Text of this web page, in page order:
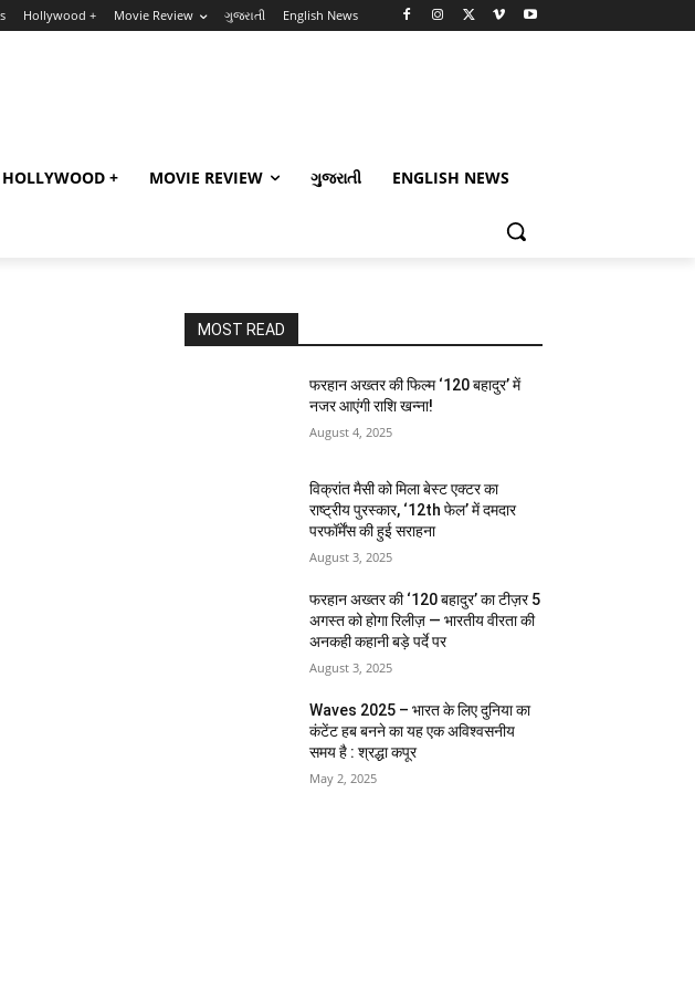
Hollywood + Movie Review ગુજરાતી English News
HOLLYWOOD + MOVIE REVIEW ગુજરાતી ENGLISH NEWS
MOST READ
फरहान अख्तर की फिल्म ‘120 बहादुर’ में
नजर आएंगी राशि खन्ना!
August 4, 2025
विक्रांत मैसी को मिला बेस्ट एक्टर का
राष्ट्रीय पुरस्कार, ‘12th फेल’ में दमदार
परफॉर्मेंस की हुई सराहना
August 3, 2025
फरहान अख्तर की ‘120 बहादुर’ का टीज़र 5
अगस्त को होगा रिलीज़ — भारतीय वीरता की
अनकही कहानी बड़े पर्दे पर
August 3, 2025
Waves 2025 – भारत के लिए दुनिया का
कंटेंट हब बनने का यह एक अविश्वसनीय
समय है : श्रद्धा कपूर
May 2, 2025